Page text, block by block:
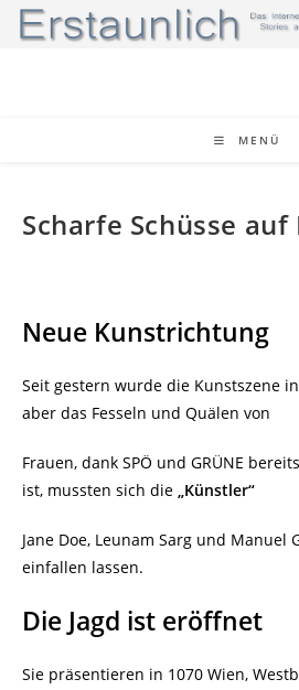
Zum
Inhalt
MENÜ
Scharfe Schüsse
Neue Kunstrichtung
Seit gestern wurde die Kunstszene
aber das Fesseln und Quälen von
Frauen, dank SPÖ und GRÜNE
ist, mussten sich die „Künstler“
Jane Doe, Leunam Sarg und Manuel
einfallen lassen.
Die Jagd ist eröffnet
Sie präsentieren in 1070 Wien,